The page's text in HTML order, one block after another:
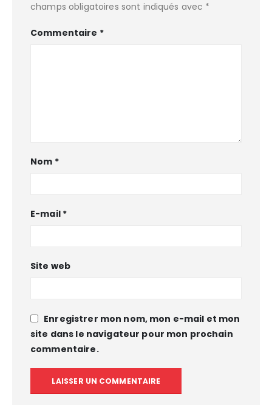
champs obligatoires sont indiqués avec *
Commentaire *
Nom *
E-mail *
Site web
Enregistrer mon nom, mon e-mail et mon
site dans le navigateur pour mon prochain
commentaire.